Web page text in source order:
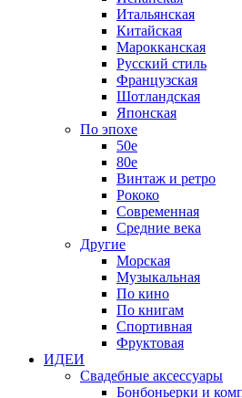
Итальянская
Китайская
Марокканская
Русский стиль
Французская
Шотландская
Японская
По эпохе
50е
80е
Винтаж и ретро
Рококо
Современная
Средние века
Другие
Морская
Музыкальная
По кино
По книгам
Спортивная
Фруктовая
ИДЕИ
Свадебные аксессуары
Бонбоньерки и